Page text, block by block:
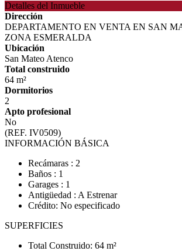
Detalles del Inmueble
Dirección
DEPARTAMENTO EN VENTA EN SAN
ZONA ESMERALDA
Ubicación
San Mateo Atenco
Total construido
64 m²
Dormitorios
2
Apto profesional
No
(REF. IV0509)
INFORMACIÓN BÁSICA
Recámaras : 2
Baños : 1
Garages : 1
Antigüedad : A Estrenar
Crédito: No especificado
SUPERFICIES
Total Construido: 64 m²